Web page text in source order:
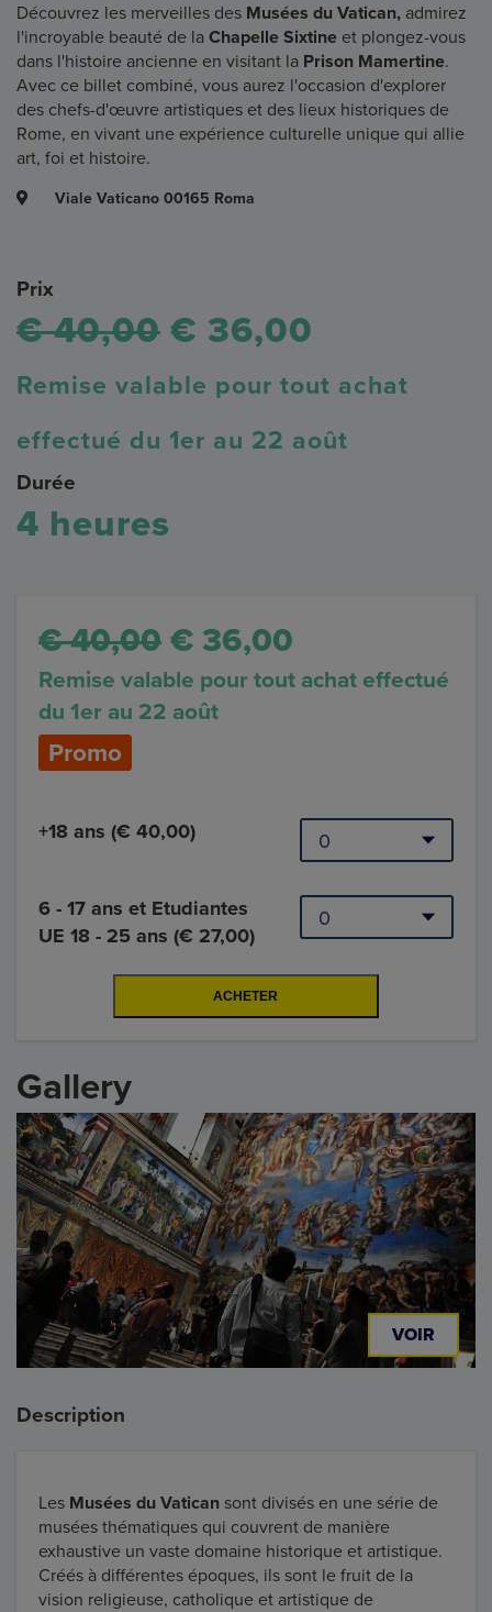
Découvrez les merveilles des Musées du Vatican, admirez
l'incroyable beauté de la Chapelle Sixtine et plongez-vous
dans l'histoire ancienne en visitant la Prison Mamertine.
Avec ce billet combiné, vous aurez l'occasion d'explorer
des chefs-d'œuvre artistiques et des lieux historiques de
Rome, en vivant une expérience culturelle unique qui allie
art, foi et histoire.
Viale Vaticano 00165 Roma
Prix
€ 40,00 € 36,00
Remise valable pour tout achat
effectué du 1er au 22 août
Durée
4 heures
€ 40,00 € 36,00
Remise valable pour tout achat effectué
du 1er au 22 août
Promo
+18 ans (€ 40,00)
6 - 17 ans et Etudiantes
UE 18 - 25 ans (€ 27,00)
Gallery
VOIR
Description
Les Musées du Vatican sont divisés en une série de
musées thématiques qui couvrent de manière
exhaustive un vaste domaine historique et artistique.
Créés à différentes époques, ils sont le fruit de la
vision religieuse, catholique et artistique de